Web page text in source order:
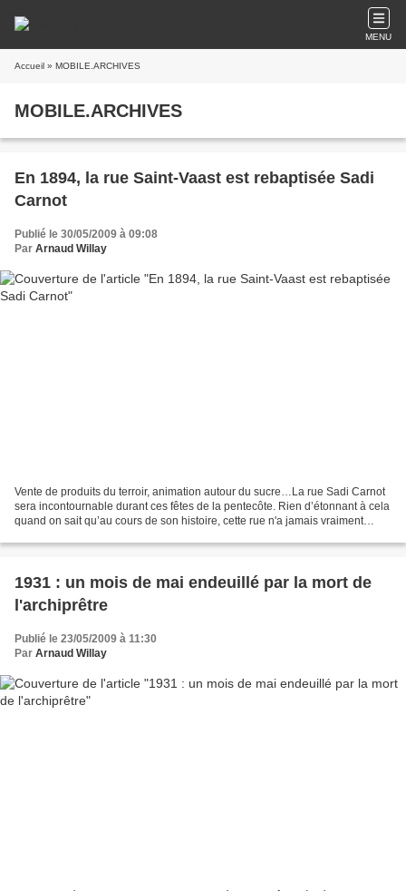
MENU
Accueil » MOBILE.ARCHIVES
MOBILE.ARCHIVES
En 1894, la rue Saint-Vaast est rebaptisée Sadi
Carnot
Publié le 30/05/2009 à 09:08
Par Arnaud Willay
Vente de produits du terroir, animation autour du sucre…La rue Sadi Carnot
sera incontournable durant ces fêtes de la pentecôte. Rien d’étonnant à cela
quand on sait qu’au cours de son histoire, cette rue n'a jamais vraiment
1931 : un mois de mai endeuillé par la mort de
l'archiprêtre
Publié le 23/05/2009 à 11:30
Par Arnaud Willay